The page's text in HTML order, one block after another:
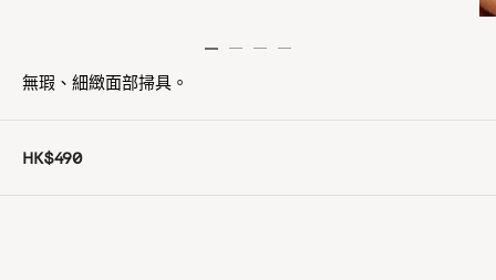
無瑕、細緻面部掃具。
HK$490